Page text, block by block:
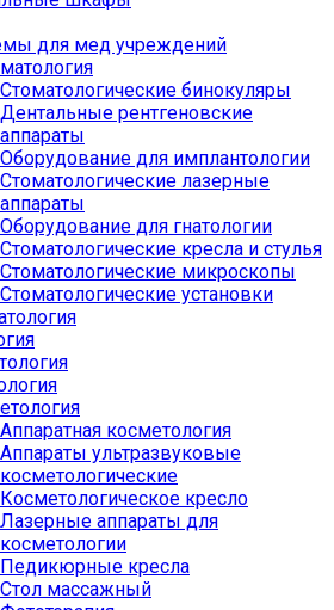
для мед учреждений
Стоматологические бинокуляры
Дентальные рентгеновские
аппараты
Оборудование для имплантологии
Стоматологические лазерные
аппараты
Оборудование для гнатологии
Стоматологические кресла и стулья
Стоматологические микроскопы
Стоматологические установки
Аппаратная косметология
Аппараты ультразвуковые
косметологические
Косметологическое кресло
Лазерные аппараты для
косметологии
Педикюрные кресла
Стол массажный